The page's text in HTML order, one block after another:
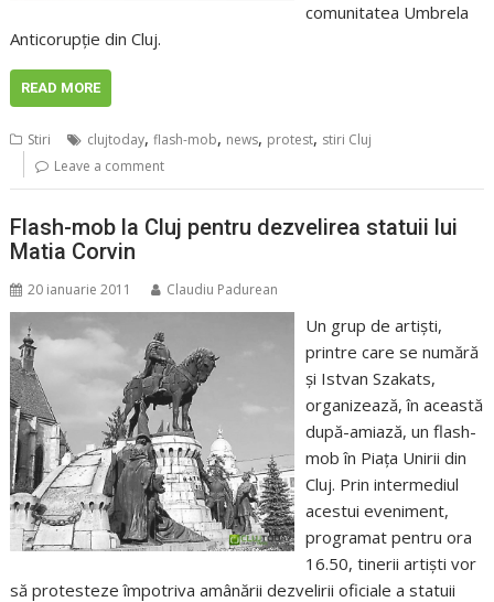
comunitatea Umbrela
Anticorupţie din Cluj.
READ MORE
Stiri clujtoday,flash-mob, news, protest, stiri Cluj
Leave a comment
Flash-mob la Cluj pentru dezvelirea statuii lui
Matia Corvin
20 ianuarie 2011 Claudiu Padurean
Un grup de artiști,
printre care se numără
și Istvan Szakats,
organizează, în această
după-amiază, un flash-
mob în Piața Unirii din
Cluj. Prin intermediul
acestui eveniment,
programat pentru ora
16.50, tinerii artiști vor
să protesteze împotriva amânării dezvelirii oficiale a statuii